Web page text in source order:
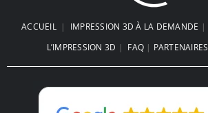
ACCUEIL| IMPRESSION 3D À LA DEMANDE |
L’IMPRESSION 3D | FAQ | PARTENAIRES